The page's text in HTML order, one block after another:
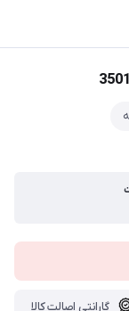
گارانتی اصالت کالا